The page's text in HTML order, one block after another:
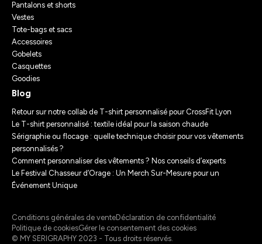
Pantalons et shorts
Vestes
Tote-bags et sacs
Accessoires
Gobelets
Casquettes
Goodies
Blog
Retour sur notre collab de T-shirt personnalisé pour CrossFit Lyon
Le T-shirt personnalisé : textile idéal pour la saison chaude
Sérigraphie ou flocage : quelle technique choisir pour vos vêtements
personnalisés ?
Comment personnaliser des vêtements ? Nos conseils d’experts
Le Festival Chasseur d’Orage : Un Merch Sur-Mesure pour un
Événement Unique
Conditions générales de venteDéclaration de confidentialité
Politique de cookiesGérer le consentement des cookies
© MY SERIGRAPHY 2023 - Tous droits réservés.